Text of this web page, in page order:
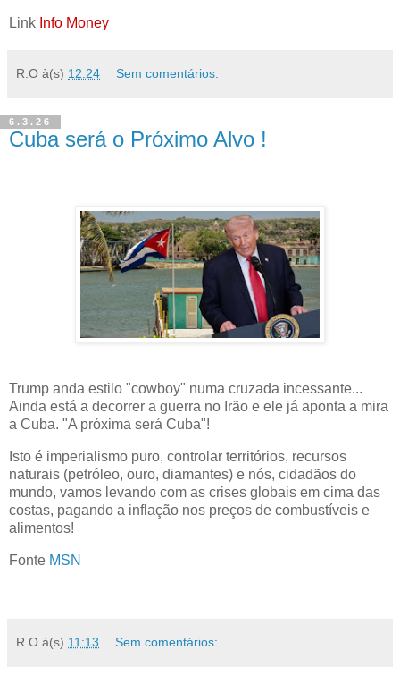
Link Info Money
R.O à(s) 12:24 Sem comentários:
6.3.26
Cuba será o Próximo Alvo !
Trump anda estilo "cowboy" numa cruzada incessante...
Ainda está a decorrer a guerra no Irão e ele já aponta a mira
a Cuba. "A próxima será Cuba"!
Isto é imperialismo puro, controlar territórios, recursos
naturais (petróleo, ouro, diamantes) e nós, cidadãos do
mundo, vamos levando com as crises globais em cima das
costas, pagando a inflação nos preços de combustíveis e
alimentos!
Fonte MSN
R.O à(s) 11:13 Sem comentários: